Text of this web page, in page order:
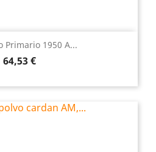
Primario 1950 A...
Precio
64,53 €